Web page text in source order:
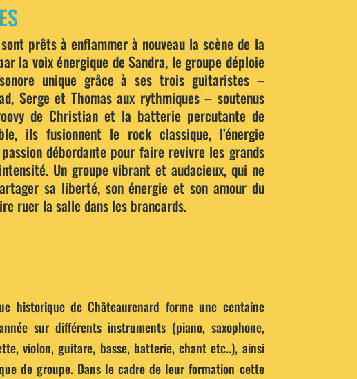
prêts à enflammer à nouveau la scène de la
la voix énergique de Sandra, le groupe déploie
unique grâce à ses trois guitaristes –
Serge et Thomas aux rythmiques – soutenus
de Christian et la batterie percutante de
ils fusionnent le rock classique, l’énergie
débordante pour faire revivre les grands
Un groupe vibrant et audacieux, qui ne
sa liberté, son énergie et son amour du
ruer la salle dans les brancards.
historique de Châteaurenard forme une centaine
sur différents instruments (piano, saxophone,
violon, guitare, basse, batterie, chant etc..), ainsi
de groupe. Dans le cadre de leur formation cette